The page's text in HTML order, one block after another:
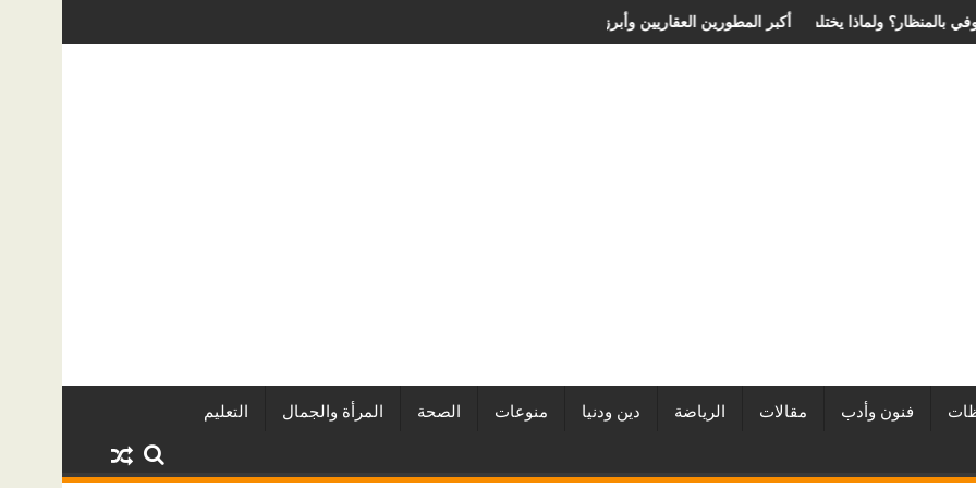
أفضل شركات التطوير العقاري في مصر من URE | أكبر المطورين العقاريين وأبرز المشروعاتعملية الانزلاق الغضروفي بالمنظار؟ ولماذا يختلف من مريض لآخر؟
فنون وأدب مقالات الرياضة دين ودنيا منوعات الصحة المرأة والجمال التعليم